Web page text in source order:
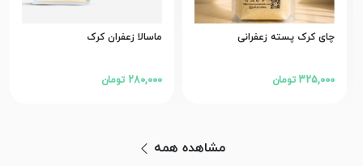
چای کرک پسته زعفرانی
325,000 تومان
ماسالا زعفران کرک
280,000 تومان
مشاهده همه